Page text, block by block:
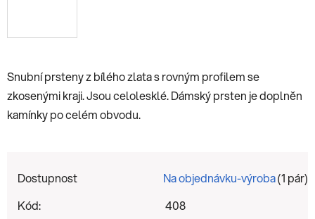
Snubní prsteny z bílého zlata s rovným profilem se
zkosenými kraji. Jsou celolesklé. Dámský prsten je doplněn
kamínky po celém obvodu.
Dostupnost Na objednávku-výroba(1 pár)
Kód:
408